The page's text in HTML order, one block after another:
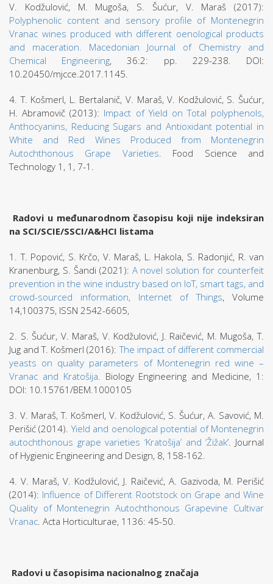
V. Kodžulović, M. Mugoša, S. Šućur, V. Maraš (2017):
Polyphenolic content and sensory profile of Montenegrin
Vranac wines produced with different oenological products
and maceration. Macedonian Journal of Chemistry and
Chemical Engineering, 36:2: pp. 229-238. DOI:
10.20450/mjcce.2017.1145.
4. T. Košmerl, L. Bertalanič, V. Maraš, V. Kodžulović, S. Šućur,
H. Abramovič (2013): Impact of Yield on Total polyphenols,
Anthocyanins, Reducing Sugars and Antioxidant potential in
White and Red Wines Produced from Montenegrin
Autochthonous Grape Varieties. Food Science and
Technology 1, 1, 7-1.
Radovi u međunarodnom časopisu koji nije indeksiran
na SCI/SCIE/SSCI/A&HCI listama
1. T. Popović, S. Krčo, V. Maraš, L. Hakola, S. Radonjić, R. van
Kranenburg, S. Šandi (2021): A novel solution for counterfeit
prevention in the wine industry based on IoT, smart tags, and
crowd-sourced information, Internet of Things, Volume
14,100375, ISSN 2542-6605,
2. S. Šućur, V. Maraš, V. Kodžulović, J. Raičević, M. Mugoša, T.
Jug and T. Košmerl (2016):The impact of different commercial
yeasts on quality parameters of Montenegrin red wine –
Vranac and Kratošija. Biology Engineering and Medicine, 1:
DOI: 10.15761/BEM.1000105
3. V. Maraš, T. Košmerl, V. Kodžulović, S. Šućur, A. Savović, M.
Perišić (2014).Yield and oenological potential of Montenegrin
autochthonous grape varieties ‘Kratošija’ and ‘Žižak’. Journal
of Hygienic Engineering and Design, 8, 158-162.
4. V. Maraš, V. Kodžulović, J. Raičević, A. Gazivoda, M. Perišić
(2014): Influence of Different Rootstock on Grape and Wine
Quality of Montenegrin Autochthonous Grapevine Cultivar
Vranac. Acta Horticulturae, 1136: 45-50.
Radovi u časopisima nacionalnog značaja